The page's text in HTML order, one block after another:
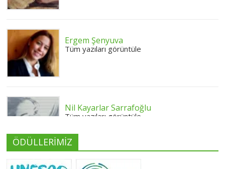
Ergem Şenyuva
Tüm yazıları görüntüle
Nil Kayarlar Sarrafoğlu
Tüm yazıları görüntüle
ÖDÜLLERİMİZ